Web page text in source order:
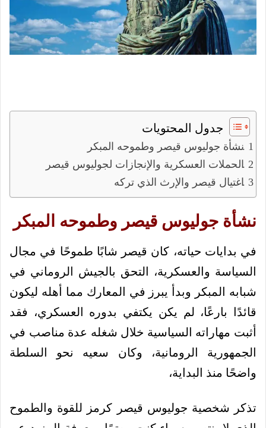
جدول المحتويات
نشأة جوليوس قيصر وطموحه المبكر
الحملات العسكرية والإنجازات لجوليوس قيصر
اغتيال قيصر والإرث الذي تركه
نشأة جوليوس قيصر وطموحه المبكر
في بدايات حياته، كان قيصر شابًا طموحًا في مجال
السياسة والعسكرية، التحق بالجيش الروماني في
شبابه المبكر وبدأ يبرز في المعارك مما أهله ليكون
قائدًا بارعًا، لم يكن يكتفي بدوره العسكري، فقد
أثبت مهاراته السياسية خلال شغله عدة مناصب في
الجمهورية الرومانية، وكان سعيه نحو السلطة
واضحًا منذ البداية،
تذكر شخصية جوليوس قيصر كرمز للقوة والطموح